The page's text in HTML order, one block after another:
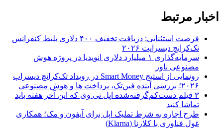
اخبار مرتبط
فرصت استثنایی: دریافت تخفیف ۴۰۰ دلاری بلیط کنفرانس
تک‌کرانچ دیسراپت ۲۰۲۶
سرمایه‌گذاری ۱ میلیارد دلاری انویدیا در پروژه هوش
مصنوعی ناور
رونمایی از استیج Smart Money در رویداد تک‌کرانچ دیسراپ
۲۰۲۶؛ بررسی آینده فین‌تک، پرداخت‌ ها و هوش مصنوعی
۳ فیلم دست‌کم‌گرفته‌شده اپل تی وی که این آخر هفته باید
تماشا کنید
طرح اجاره به شرط تملیک اپل برای آیفون و مک؛ همکاری
غول فناوری با کلارنا (Klarna)